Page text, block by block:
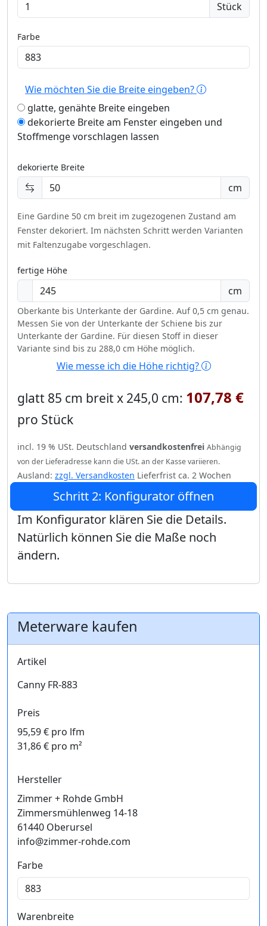
Stück
Farbe
Wie möchten Sie die Breite eingeben?
glatte, genähte Breite eingeben
dekorierte Breite am Fenster eingeben und
Stoffmenge vorschlagen lassen
dekorierte Breite
cm
Eine Gardine 50 cm breit im zugezogenen Zustand am
Fenster dekoriert. Im nächsten Schritt werden Varianten
mit Faltenzugabe vorgeschlagen.
fertige Höhe
cm
Oberkante bis Unterkante der Gardine. Auf 0,5 cm genau.
Messen Sie von der Unterkante der Schiene bis zur
Unterkante der Gardine. Für diesen Stoff in dieser
Variante sind bis zu 288,0 cm Höhe möglich.
Wie messe ich die Höhe richtig?
glatt 85 cm breit x 245,0 cm: 107,78 €
pro Stück
incl. 19 % USt. Deutschland versandkostenfrei Abhängig
von der Lieferadresse kann die USt. an der Kasse variieren.
Ausland: zzgl. Versandkosten Lieferfrist ca. 2 Wochen
Schritt 2: Konfigurator öffnen
Im Konfigurator klären Sie die Details.
Natürlich können Sie die Maße noch
ändern.
Meterware kaufen
Artikel
Canny FR-883
Preis
95,59 € pro lfm
31,86 € pro m²
Hersteller
Zimmer + Rohde GmbH
Zimmersmühlenweg 14-18
61440 Oberursel
info@zimmer-rohde.com
Farbe
Warenbreite